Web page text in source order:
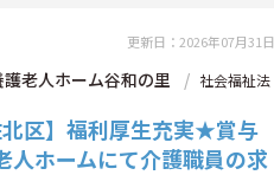
更新日：2026年07月31日
老人ホーム谷和の里
社会福祉法
北区】福利厚生充実★賞与
人ホームにて介護職員の求